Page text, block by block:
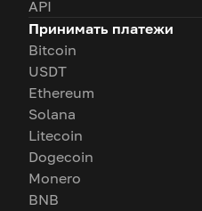
API
Принимать платежи
Bitcoin
USDT
Ethereum
Solana
Litecoin
Dogecoin
Monero
BNB